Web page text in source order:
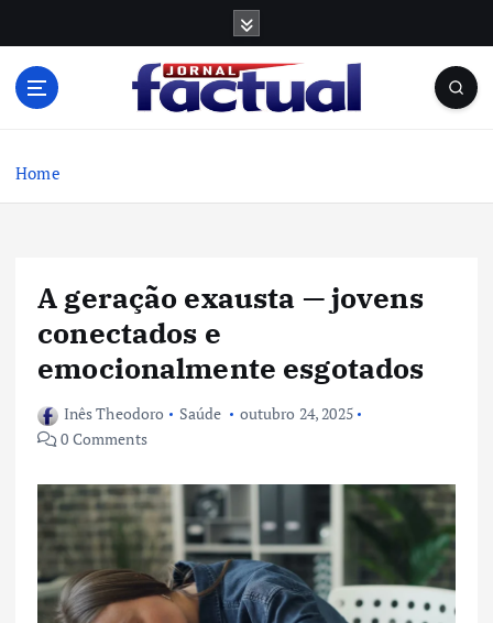
Home
A geração exausta — jovens
conectados e
emocionalmente esgotados
Inês Theodoro Saúde
outubro 24, 2025
0 Comments